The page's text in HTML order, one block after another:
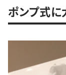
ポンプ式